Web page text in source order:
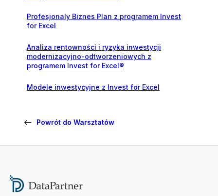
Profesjonaly Biznes Plan z programem Invest
for Excel
Analiza rentowności i ryzyka inwestycji
modernizacyjno-odtworzeniowych z
programem Invest for Excel®
Modele inwestycyjne z Invest for Excel
Powrót do Warsztatów